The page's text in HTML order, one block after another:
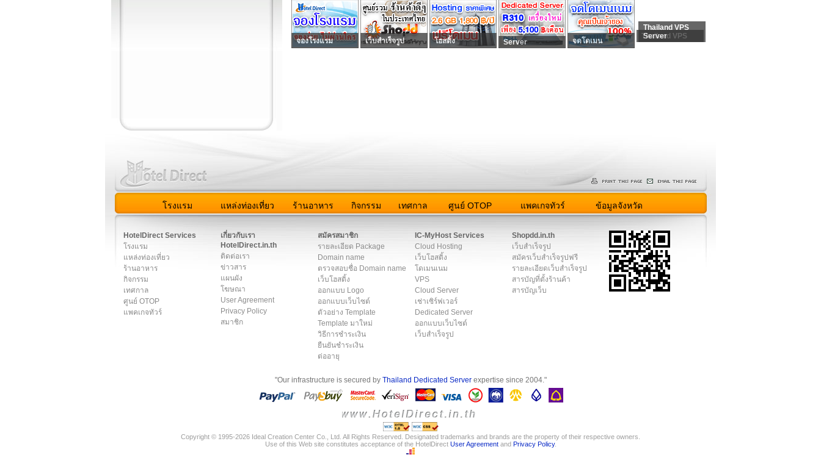
จองโรงแรม เว็บสำเร็จรูป โฮสติ้ง Server จดโดเมน
Thailand VPS
Thailand VPS
Server
โรงแรม แหล่งท่องเที่ยว ร้านอาหาร กิจกรรม เทศกาล ศูนย์ OTOP แพคเกจทัวร์ ข้อมูลจังหวัด
HotelDirect Services
โรงแรม
แหล่งท่องเที่ยว
ร้านอาหาร
กิจกรรม
เทศกาล
ศูนย์ OTOP
แพคเกจทัวร์
เกี่ยวกับเรา
HotelDirect.in.th
ติดต่อเรา
ข่าวสาร
แผนผัง
โฆษณา
User Agreement
Privacy Policy
สมาชิก
สมัครสมาชิก
รายละเอียด Package
Domain name
ตรวจสอบชื่อ Domain name
เว็บโฮสติ้ง
ออกแบบ Logo
ออกแบบเว็บไซต์
ตัวอย่าง Template
Template มาใหม่
วิธีการชำระเงิน
ยืนยันชำระเงิน
ต่ออายุ
IC-MyHost Services
Cloud Hosting
เว็บโฮสติ้ง
โดเมนเนม
VPS
Cloud Server
เช่าเซิร์ฟเวอร์
Dedicated Server
ออกแบบเว็บไซต์
เว็บสำเร็จรูป
Shopdd.in.th
เว็บสำเร็จรูป
สมัครเว็บสำเร็จรูปฟรี
รายละเอียดเว็บสำเร็จรูป
สารบัญที่ตั้งร้านค้า
สารบัญเว็บ
"Our infrastructure is secured by Thailand Dedicated Serverexpertise since 2004."
Copyright © 1995-2026 Ideal Creation Center Co., Ltd. All Rights Reserved. Designated trademarks and brands are the property of their respective owners.
Use of this Web site constitutes acceptance of the HotelDirect User Agreementand Privacy Policy.